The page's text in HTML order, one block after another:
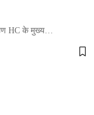
HC के मुख्य…